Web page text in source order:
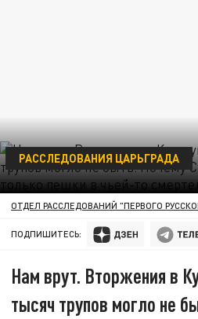
РАССЛЕДОВАНИЯ ЦАРЬГРАДА
ОТДЕЛ РАССЛЕДОВАНИЙ "ПЕРВОГО
ПОДПИШИТЕСЬ:
Нам врут. Вторжения в
тысяч трупов могло не